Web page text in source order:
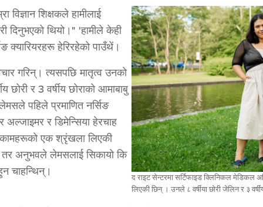
विज्ञान शिक्षकले हामीलाई
दिनुभएको थियो।" 'हामीले केही
क्यारियरहरू हेरिरहेको पाउँथें।
गरिन्। त्यसपछि मातृत्व उनको
र 3 वर्षीय छोराको आमाबाबु
पहिले प्रमाणित नर्सिङ
र डिमेन्सिया हेरचाह
कामहरूको एक श्रृंखला लिएकी
तर अनुभवले लेमसलाई सिकायो कि
चाहन्थिन्।
द राइट सेन्टरमा सर्टिफाइड क्लिनिकल मेडिकल
लिएकी छिन् । उनले ८ वर्षीया छोरी जेलिन र ३